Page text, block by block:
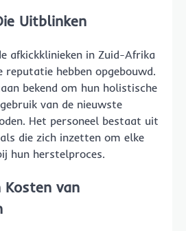
Uitblinken
afkickklinieken in Zuid-Afrika
reputatie hebben opgebouwd.
bekend om hun holistische
van de nieuwste
Het personeel bestaat uit
die zich inzetten om elke
hun herstelproces.
Kosten van